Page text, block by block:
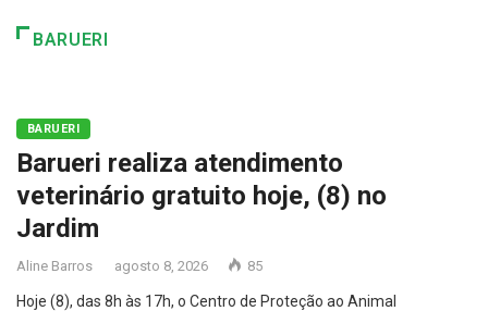
BARUERI
BARUERI
Barueri realiza atendimento
veterinário gratuito hoje, (8) no
Jardim
Aline Barros agosto 8, 2026 85
Hoje (8), das 8h às 17h, o Centro de Proteção ao Animal